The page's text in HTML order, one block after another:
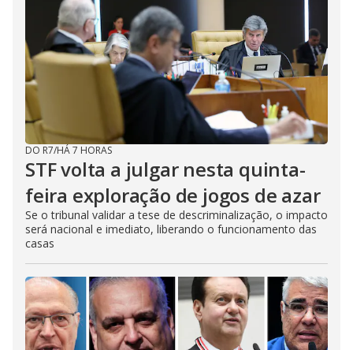
DO R7/HÁ 7 HORAS
STF volta a julgar nesta quinta-
feira exploração de jogos de azar
Se o tribunal validar a tese de descriminalização, o impacto
será nacional e imediato, liberando o funcionamento das
casas